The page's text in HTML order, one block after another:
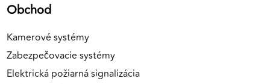
Obchod
Kamerové systémy
Zabezpečovacie systémy
Elektrická požiarná signalizácia